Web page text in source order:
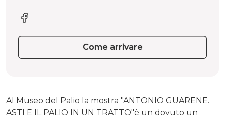
Al Museo del Palio la mostra "ANTONIO GUARENE.
ASTI E IL PALIO IN UN TRATTO"è un dovuto un
Come arrivare